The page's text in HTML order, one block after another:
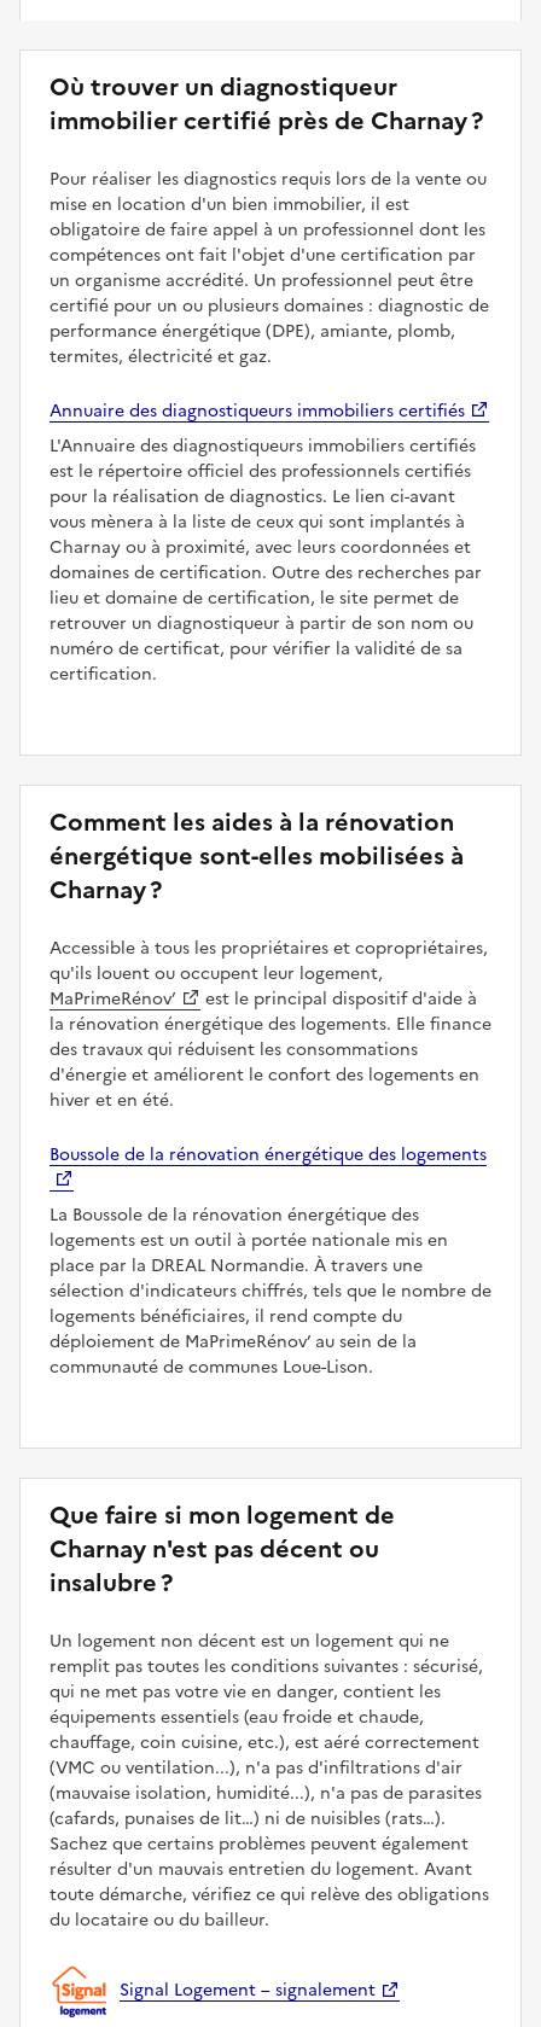
Où trouver un diagnostiqueur
immobilier certifié près de Charnay ?
Pour réaliser les diagnostics requis lors de la vente ou
mise en location d'un bien immobilier, il est
obligatoire de faire appel à un professionnel dont les
compétences ont fait l'objet d'une certification par
un organisme accrédité. Un professionnel peut être
certifié pour un ou plusieurs domaines : diagnostic de
performance énergétique (DPE), amiante, plomb,
termites, électricité et gaz.
Annuaire des diagnostiqueurs immobiliers certifiés
L'Annuaire des diagnostiqueurs immobiliers certifiés
est le répertoire officiel des professionnels certifiés
pour la réalisation de diagnostics. Le lien ci-avant
vous mènera à la liste de ceux qui sont implantés à
Charnay ou à proximité, avec leurs coordonnées et
domaines de certification. Outre des recherches par
lieu et domaine de certification, le site permet de
retrouver un diagnostiqueur à partir de son nom ou
numéro de certificat, pour vérifier la validité de sa
certification.
Comment les aides à la rénovation
énergétique sont-elles mobilisées à
Charnay ?
Accessible à tous les propriétaires et copropriétaires,
qu'ils louent ou occupent leur logement,
MaPrimeRénov’
est le principal dispositif d'aide à
la rénovation énergétique des logements. Elle finance
des travaux qui réduisent les consommations
d'énergie et améliorent le confort des logements en
hiver et en été.
Boussole de la rénovation énergétique des logements
La Boussole de la rénovation énergétique des
logements est un outil à portée nationale mis en
place par la DREAL Normandie. À travers une
sélection d'indicateurs chiffrés, tels que le nombre de
logements bénéficiaires, il rend compte du
déploiement de MaPrimeRénov’ au sein de la
communauté de communes Loue-Lison.
Que faire si mon logement de
Charnay n'est pas décent ou
insalubre ?
Un logement non décent est un logement qui ne
remplit pas toutes les conditions suivantes : sécurisé,
qui ne met pas votre vie en danger, contient les
équipements essentiels (eau froide et chaude,
chauffage, coin cuisine, etc.), est aéré correctement
(VMC ou ventilation...), n'a pas d'infiltrations d'air
(mauvaise isolation, humidité...), n'a pas de parasites
(cafards, punaises de lit…) ni de nuisibles (rats…).
Sachez que certains problèmes peuvent également
résulter d'un mauvais entretien du logement. Avant
toute démarche, vérifiez ce qui relève des obligations
du locataire ou du bailleur.
Signal Logement – signalement